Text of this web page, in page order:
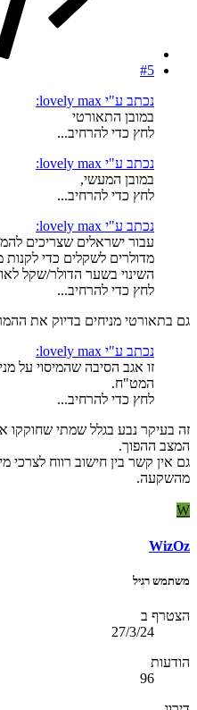
#5
נכתב ע"י lovely max:
במובן התאורטי
לחץ כדי להרחיב...
נכתב ע"י lovely max:
במובן המעשי,
לחץ כדי להרחיב...
נכתב ע"י lovely max:
עבור ישראלים שצריכים
מדולרים לשקלים כדי
השינוי בשער הדולר/שקל
לחץ כדי להרחיב...
גם בתאורטי מניחים בדיוק את
נכתב ע"י lovely max:
זו אגב הסיבה שהמיסוי על
המט"ח.
לחץ כדי להרחיב...
זה בעיקר נבע בגלל שמתי שחוקקו
המצב ההפוך.
גם אין קשר בין חישוב רווח לצרכי
מהשקעה.
W
WizOz
משתמש רגיל
הצטרף ב
27/3/24
הודעות
96